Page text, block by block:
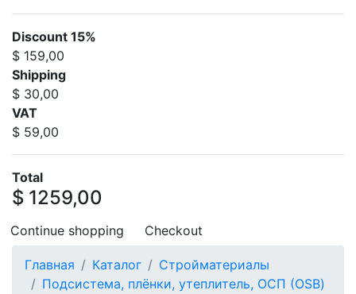
Discount 15%
$ 159,00
Shipping
$ 30,00
VAT
$ 59,00
Total
$ 1259,00
Continue shopping Checkout
Главная Каталог
Стройматериалы
Подсистема, плёнки, утеплитель, ОСП (OSB)